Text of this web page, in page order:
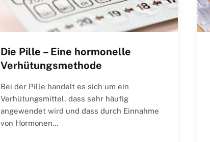
Die Pille – Eine hormonelle
Verhütungsmethode
Bei der Pille handelt es sich um ein
Verhütungsmittel, dass sehr häufig
angewendet wird und dass durch Einnahme
von Hormonen…